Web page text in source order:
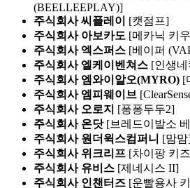
(BEELLEEPLAY)]
주식회사 씨플레이
[캣점프]
주식회사 아보카도 [메카닉 키
주식회사 엑스퍼스 [베이퍼
주식회사 엘케이벤쳐스 [인생
주식회사 엠와이알오(MYRO) [
주식회사 엠피웨이브
주식회사 오로지 [퐁퐁두두2]
주식회사 온닷[브레드이발소
주식회사 원더윅스컴퍼니 [맘
주식회사 위크리프 [차이팡 키
주식회사 유비스 [제네시스 II]
주식회사 인챈터즈 [운빨용사